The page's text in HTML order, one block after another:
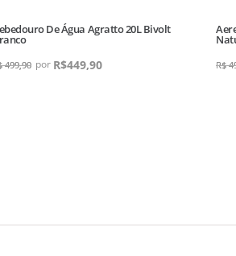
De Água Agratto 20L Bivolt
499,90 R$449,90 R$